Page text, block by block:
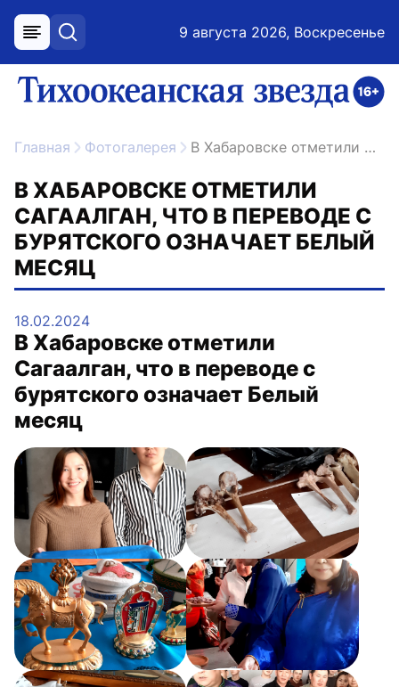
меню поиск 9 августа 2026, Воскресенье
ссылка на главную
Главная Фотогалерея В Хабаровске отметили Сагаалган, что в переводе с бурятского означает Белый месяц
В ХАБАРОВСКЕ ОТМЕТИЛИ
САГААЛГАН, ЧТО В ПЕРЕВОДЕ С
БУРЯТСКОГО ОЗНАЧАЕТ БЕЛЫЙ
МЕСЯЦ
18.02.2024
В Хабаровске отметили
Сагаалган, что в переводе с
бурятского означает Белый
месяц